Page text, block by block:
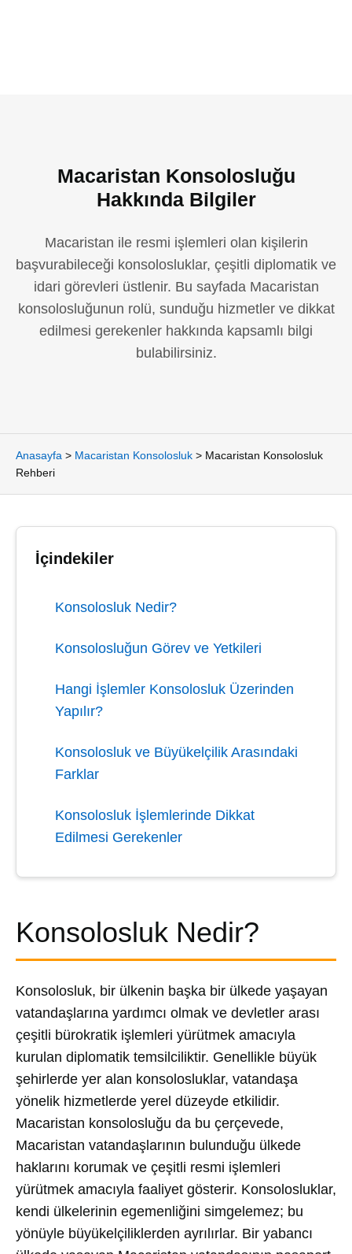
Macaristan Konsolosluğu
Hakkında Bilgiler
Macaristan ile resmi işlemleri olan kişilerin
başvurabileceği konsolosluklar, çeşitli diplomatik ve
idari görevleri üstlenir. Bu sayfada Macaristan
konsolosluğunun rolü, sunduğu hizmetler ve dikkat
edilmesi gerekenler hakkında kapsamlı bilgi
bulabilirsiniz.
Anasayfa > Macaristan Konsolosluk > Macaristan Konsolosluk
Rehberi
İçindekiler
Konsolosluk Nedir?
Konsolosluğun Görev ve Yetkileri
Hangi İşlemler Konsolosluk Üzerinden
Yapılır?
Konsolosluk ve Büyükelçilik Arasındaki
Farklar
Konsolosluk İşlemlerinde Dikkat
Edilmesi Gerekenler
Konsolosluk Nedir?
Konsolosluk, bir ülkenin başka bir ülkede yaşayan
vatandaşlarına yardımcı olmak ve devletler arası
çeşitli bürokratik işlemleri yürütmek amacıyla
kurulan diplomatik temsilciliktir. Genellikle büyük
şehirlerde yer alan konsolosluklar, vatandaşa
yönelik hizmetlerde yerel düzeyde etkilidir.
Macaristan konsolosluğu da bu çerçevede,
Macaristan vatandaşlarının bulunduğu ülkede
haklarını korumak ve çeşitli resmi işlemleri
yürütmek amacıyla faaliyet gösterir. Konsolosluklar,
kendi ülkelerinin egemenliğini simgelemez; bu
yönüyle büyükelçiliklerden ayrılırlar. Bir yabancı